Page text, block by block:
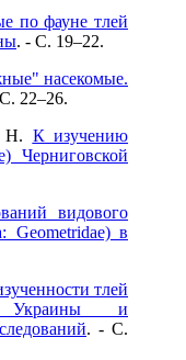
по фауне тлей
. - C. 19–22.
насекомые.
22–26.
Н. К изучению
Черниговской
видового
Geometridae) в
тлей
Украины и
. - C.